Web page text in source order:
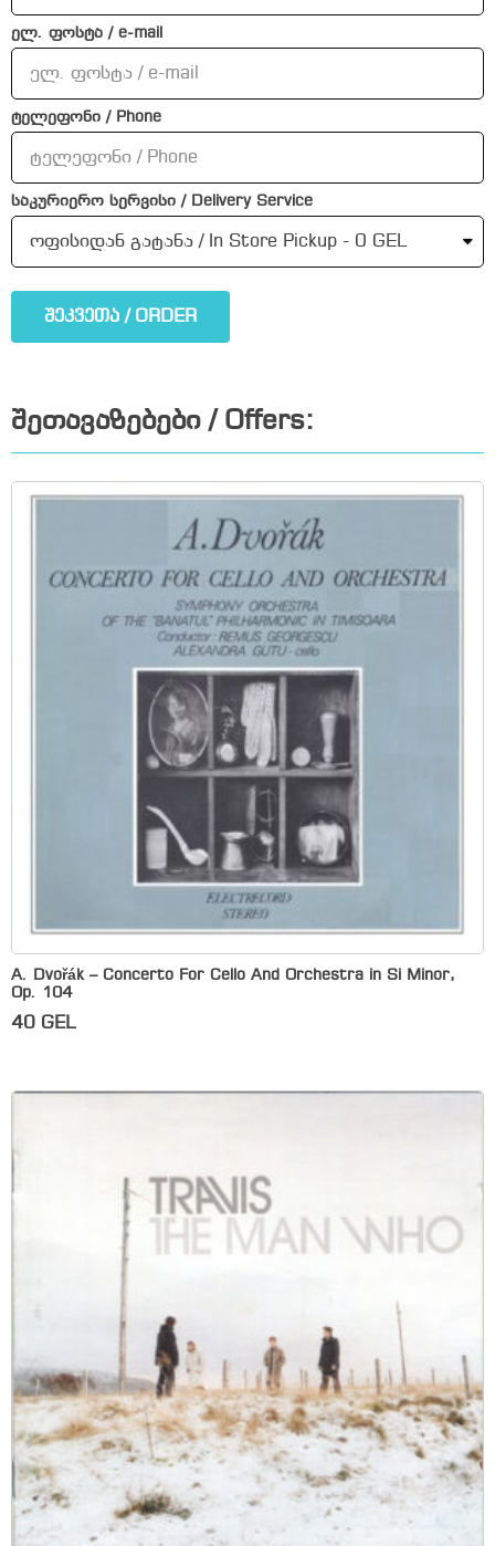
ელ. ფოსტა / e-mail
ტელეფონი / Phone
საკურიერო სერვისი / Delivery Service
შეკვეთა / ORDER
შეთავაზებები / Offers:
A. Dvořák – Concerto For Cello And Orchestra in Si Minor,
Op. 104
40 GEL